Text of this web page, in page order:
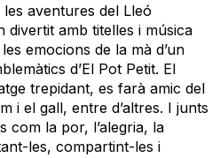
aventures del Lleó
divertit amb titelles i música
emocions de la mà d’un
d’El Pot Petit. El
trepidant, es farà amic del
i el gall, entre d’altres. I junts
com la por, l’alegria, la
les, compartint-les i